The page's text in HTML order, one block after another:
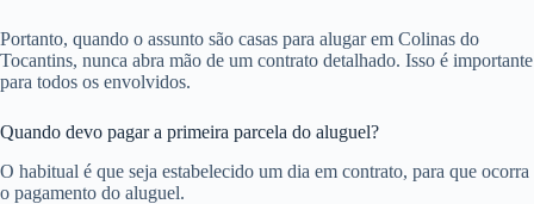
Portanto, quando o assunto são casas para alugar em Colinas do
Tocantins, nunca abra mão de um contrato detalhado. Isso é importante
para todos os envolvidos.
Quando devo pagar a primeira parcela do aluguel?
O habitual é que seja estabelecido um dia em contrato, para que ocorra
o pagamento do aluguel.